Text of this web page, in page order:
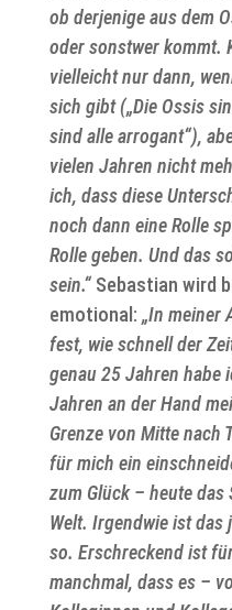
ob derjenige aus dem
oder sonstwer kommt.
vielleicht nur dann,
sich gibt („Die Ossis
sind alle arrogant“),
vielen Jahren nicht
ich, dass diese
noch dann eine Rolle
Rolle geben. Und das
sein.“Sebastian wird
emotional: „In meiner
fest, wie schnell der
genau 25 Jahren habe
Jahren an der Hand
Grenze von Mitte nach
für mich ein
zum Glück – heute
Welt. Irgendwie ist das
so. Erschreckend ist
manchmal, dass es –